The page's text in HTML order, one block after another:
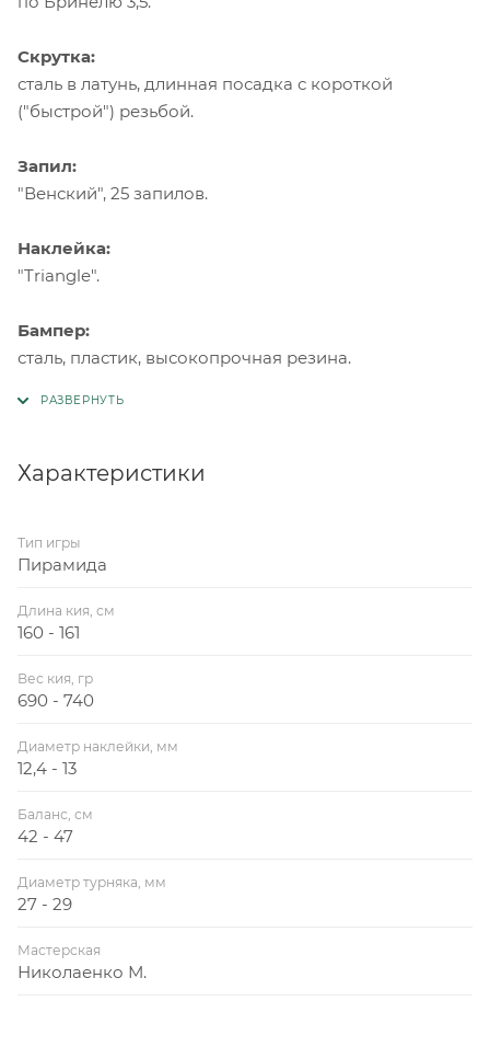
Скрутка:
сталь в латунь, длинная посадка с короткой
("быстрой") резьбой.
Запил:
"Венский", 25 запилов.
Наклейка:
"Triangle".
Бампер:
сталь, пластик, высокопрочная резина.
Характеристики
Тип игры
Пирамида
Длина кия, см
160 - 161
Вес кия, гр
690 - 740
Диаметр наклейки, мм
12,4 - 13
Баланс, см
42 - 47
Диаметр турняка, мм
27 - 29
Мастерская
Николаенко М.